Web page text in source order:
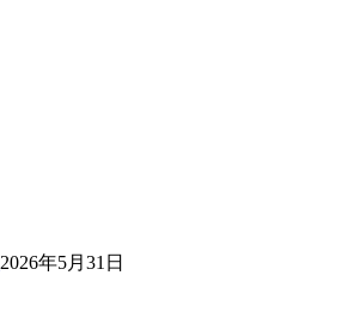
2026年5月31日